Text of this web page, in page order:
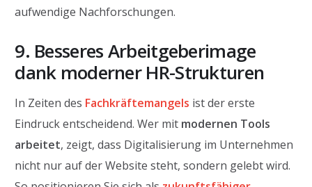
aufwendige Nachforschungen.
9. Besseres Arbeitgeberimage
dank moderner HR-Strukturen
In Zeiten des Fachkräftemangels ist der erste
Eindruck entscheidend. Wer mit modernen Tools
arbeitet, zeigt, dass Digitalisierung im Unternehmen
nicht nur auf der Website steht, sondern gelebt wird.